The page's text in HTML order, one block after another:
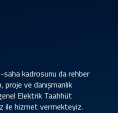
saha kadrosunu da rehber
ve danışmanlık
Elektrik Taahhüt
ile hizmet vermekteyiz.